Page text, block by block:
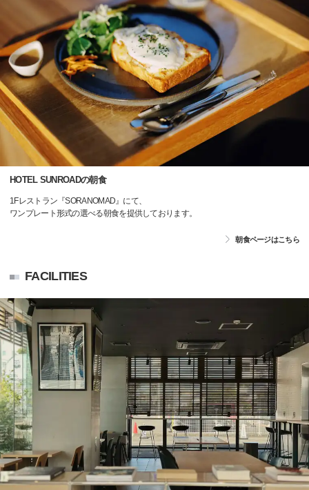
HOTEL SUNROADの朝食
1Fレストラン『SORANOMAD』にて、
ワンプレート形式の選べる朝食を提供しております。
朝食ページはこちら
FACILITIES